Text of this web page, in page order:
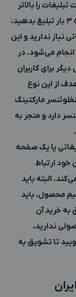
را بالاتر
ببرید؛ به عنوان مثال اگر می‌خواهید در ماه 3 بار تبلیغ بدهید،
نیاز ندارید و این
انجام می‌شود. در
برای کاربران
از این نوع
مارکتینگ
دارد و منجر به
یا یک صفحه
خود ارتباط
البته باید
محصول، باید
به خرید آن
ندارید،
تا تشویق به